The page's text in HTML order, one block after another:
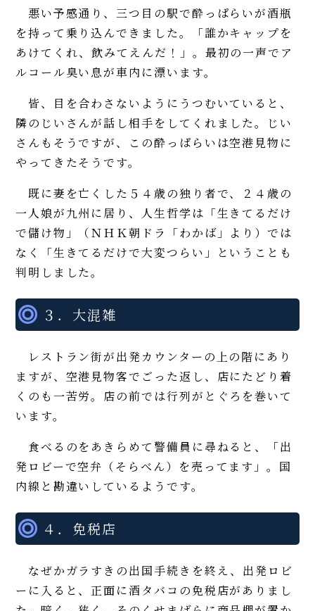
悪い予感通り、三つ目の駅で酔っぱらいが酒瓶
を持って乗り込んできました。「誰かキャップを
あけてくれ、飲みてえんだ！」。最初の一声でア
ルコール臭い息が車内に漂います。
皆、目を合わさないようにうつむいていると、
隣のじいさんが話し相手をしてくれました。じい
さんもそうですが、この酔っぱらいは空港見物に
やってきたそうです。
既に妻を亡くした５４歳の独り者で、２４歳の
一人娘が九州に居り、人生哲学は「生きてるだけ
で儲け物」（ＮＨＫ朝ドラ「わかば」より）では
なく「生きてるだけで大変つらい」ということも
判明しました。
３．大混雑
レストラン街が出発カウンターの上の階にあり
ますが、空港見物客でごった返し、店にたどり着
くのも一苦労。店の前では行列がとぐろを巻いて
います。
食べるのをあきらめて警備員に尋ねると、「出
発ロビーで空弁（そらべん）を売ってます」。国
内線と勘違いしているようです。
４．免税店
なぜかガラすきの出国手続きを終え、出発ロビ
ーに入ると、正面に酒タバコの免税店がありまし